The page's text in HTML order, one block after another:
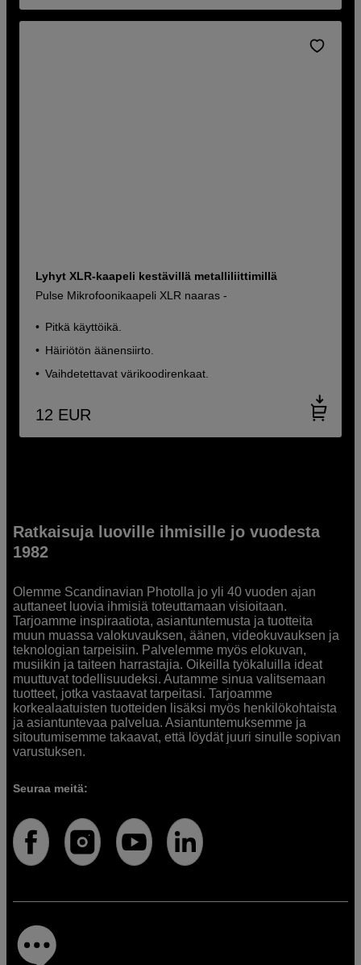
Lyhyt XLR-kaapeli kestävillä metalliliittimillä
Pulse Mikrofoonikaapeli XLR naaras -
Pitkä käyttöikä.
Häiriötön äänensiirto.
Vaihdetettavat värikoodirenkaat.
12 EUR
Ratkaisuja luoville ihmisille jo vuodesta
1982
Olemme Scandinavian Photolla jo yli 40 vuoden ajan
auttaneet luovia ihmisiä toteuttamaan visioitaan.
Tarjoamme inspiraatiota, asiantuntemusta ja tuotteita
muun muassa valokuvauksen, äänen, videokuvauksen ja
teknologian tarpeisiin. Palvelemme myös elokuvan,
musiikin ja taiteen harrastajia. Oikeilla työkaluilla ideat
muuttuvat todellisuudeksi. Autamme sinua valitsemaan
tuotteet, jotka vastaavat tarpeitasi. Tarjoamme
korkealaatuisten tuotteiden lisäksi myös henkilökohtaista
ja asiantuntevaa palvelua. Asiantuntemuksemme ja
sitoutumisemme takaavat, että löydät juuri sinulle sopivan
varustuksen.
Seuraa meitä: